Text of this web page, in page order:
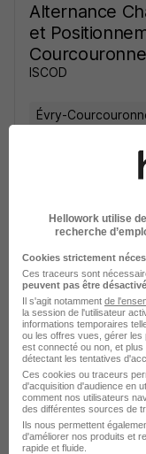
Alternance
et
ISCOD
Évry-
Stage
Séminaire H/F
Team Active
Fontainebleau -
Hellowork utilise
recherche
Cookies strictement
Ces traceurs sont
peuvent pas être
Il s'agit notamment de
la session de l'utilisateur
informations temporaires
ou les offres vues, gérer les
est connecté ou non, et
détectant les tentatives
Ces cookies ou traceurs
d'acquisition d'audience en
comment nos utilisateurs
des différentes sources de
Ils nous permettent
d'améliorer nos produits et
rapide et fluide.